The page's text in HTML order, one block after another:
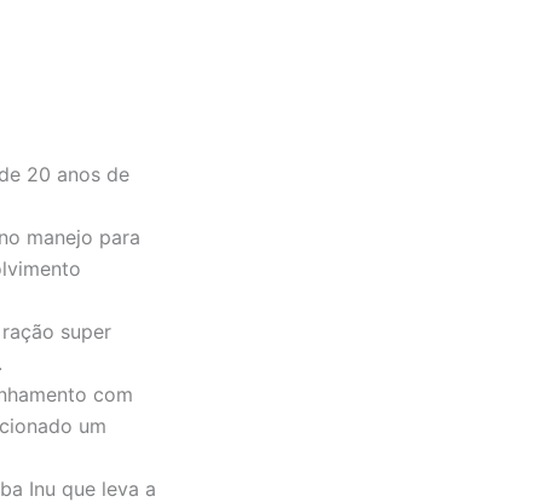
20 anos de
manejo para
super
com
um
Inu que leva a